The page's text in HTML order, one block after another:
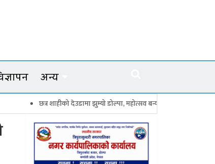
अन्य
छत्र शाहीको देउडामा झुम्यो डोल्पा, महोत्सव बन्यो कर्णालीको सांगीतिक उत्सव